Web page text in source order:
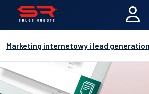
Marketing internetowy i lead